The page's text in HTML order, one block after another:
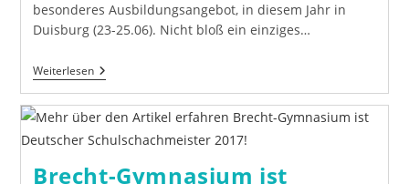
besonderes Ausbildungsangebot, in diesem Jahr in
Duisburg (23-25.06). Nicht bloß ein einziges…
WeiterlesenDSJ-
Akademie
Duisburg
Näher
Brecht-Gymnasium ist